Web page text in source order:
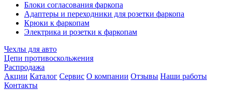
Блоки согласования фаркопа
Адаптеры и переходники для розетки фаркопа
Крюки к фаркопам
Электрика и розетки к фаркопам
Чехлы для авто
Цепи противоскольжения
Распродажа
Акции Каталог Сервис О компании Отзывы Наши работы
Контакты